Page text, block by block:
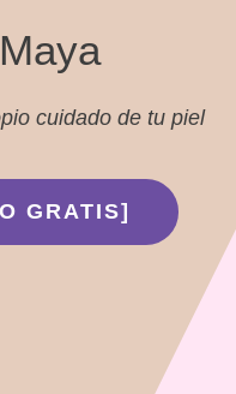
cuidado de tu piel
GRATIS]